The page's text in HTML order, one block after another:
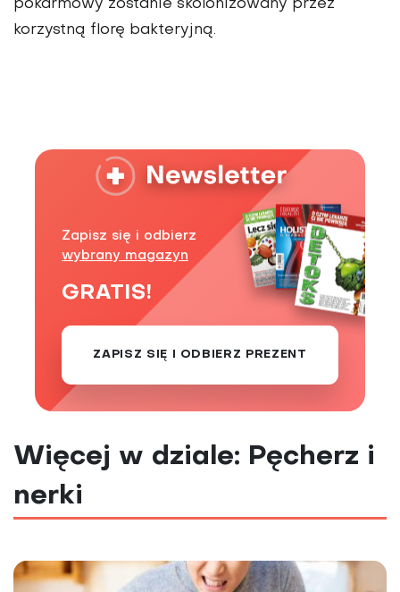
pokarmowy zostanie skolonizowany przez
korzystną florę bakteryjną.
Zapisz się i odbierz
wybrany magazyn
GRATIS!
ZAPISZ SIĘ I ODBIERZ PREZENT
Więcej w dziale: Pęcherz i
nerki